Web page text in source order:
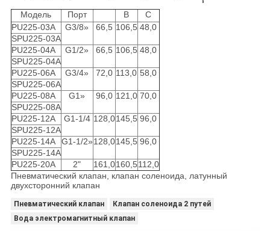
Модель Порт B
C
PU225-03A
G3/8» 66,5 106,5 48,0
SPU225-03A
PU225-04A
G1/2» 66,5 106,5 48,0
SPU225-04A
PU225-06A
G3/4» 72,0 113,0 58,0
SPU225-06A
PU225-08A
G1» 96,0 121,0 70,0
SPU225-08A
PU225-12A
G1-1/4 128,0145,5 96,0
SPU225-12A
PU225-14A
G1-1/2»128,0145,5 96,0
SPU225-14A
PU225-20A
2" 161,0160,5112,0
Пневматический клапан, клапан соленоида, латунный
двухсторонний клапан
Пневматический клапан
Клапан соленоида 2 путей
Вода электромагнитный клапан